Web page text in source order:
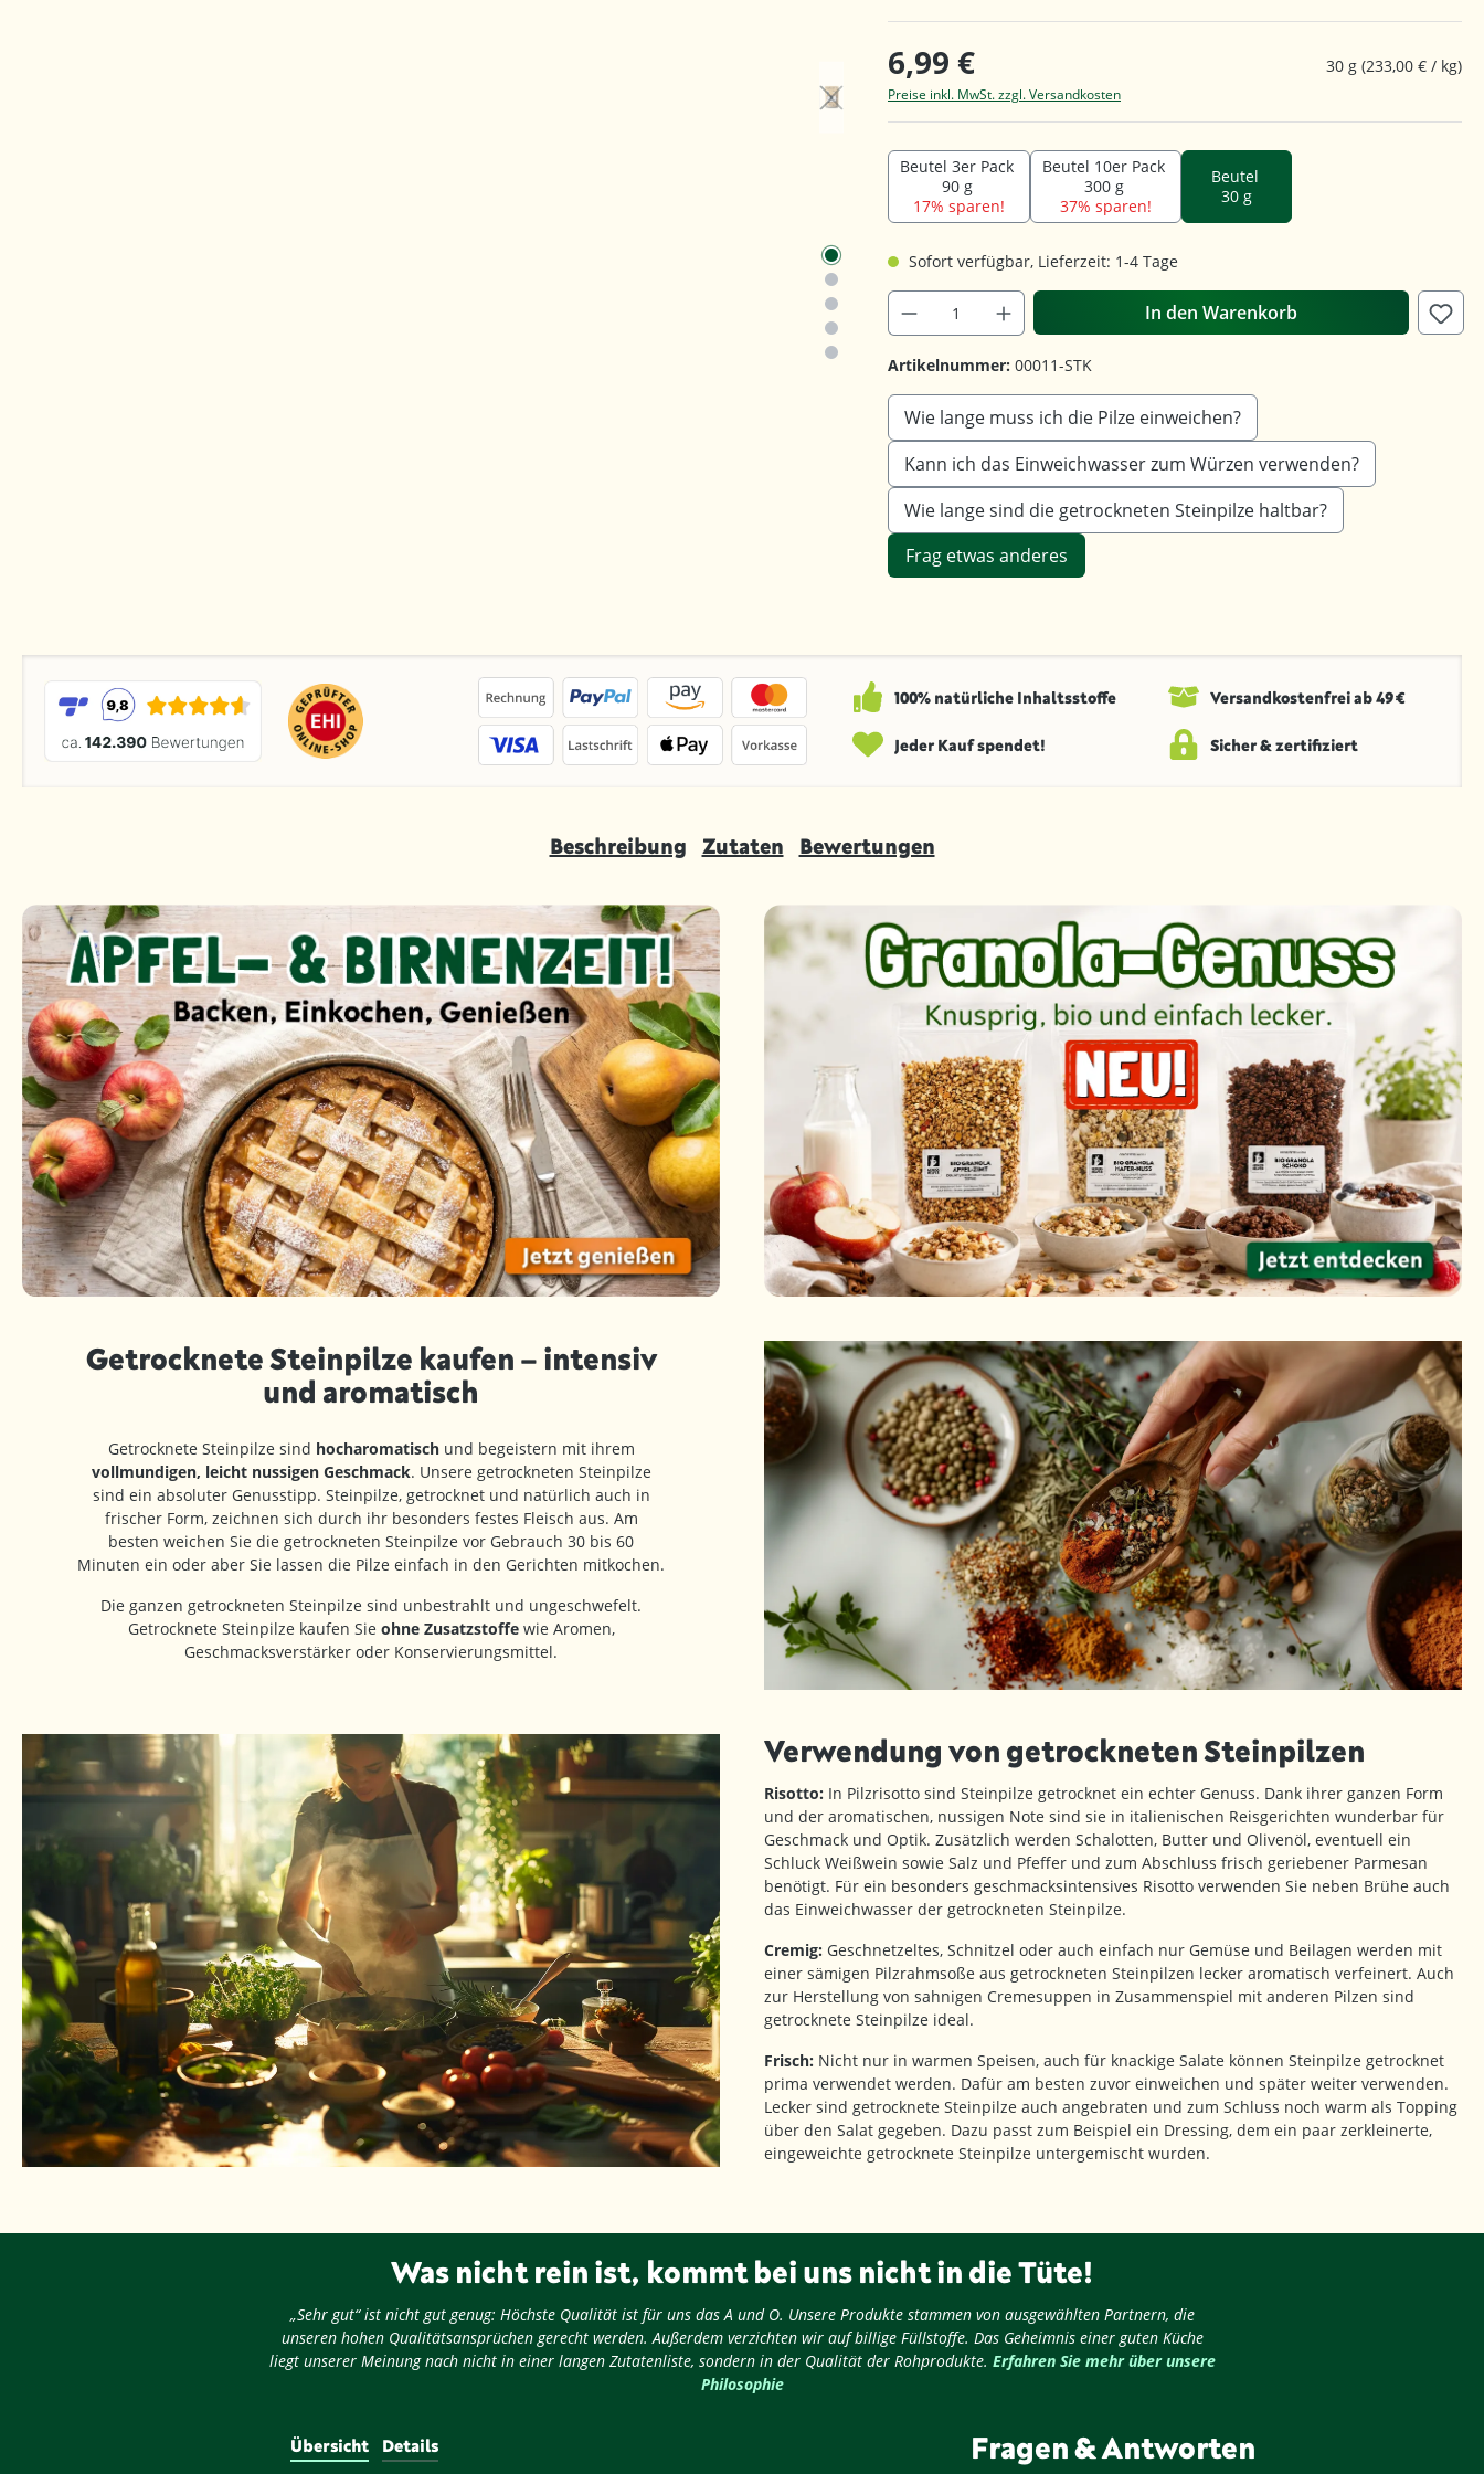
6,99 € 30 g (233,00 € / kg)
Preise inkl. MwSt. zzgl. Versandkosten
Beutel 3er Pack
90 g
17% sparen!
Beutel 10er Pack
300 g
37% sparen!
Beutel
30 g
Sofort verfügbar, Lieferzeit: 1-4 Tage
In den Warenkorb
Artikelnummer: 00011-STK
Wie lange muss ich die Pilze einweichen?
Kann ich das Einweichwasser zum Würzen verwenden?
Wie lange sind die getrockneten Steinpilze haltbar?
Frag etwas anderes
100% natürliche Inhaltsstoffe Versandkosten­frei ab 49 €
Jeder Kauf spendet! Sicher & zertifiziert
Beschreibung Zutaten Bewertungen
Getrocknete Steinpilze kaufen – intensiv
und aromatisch
Getrocknete Steinpilze sind hocharomatischund begeistern mit ihrem
vollmundigen, leicht nussigen Geschmack. Unsere getrockneten Steinpilze
sind ein absoluter Genusstipp. Steinpilze, getrocknet und natürlich auch in
frischer Form, zeichnen sich durch ihr besonders festes Fleisch aus. Am
besten weichen Sie die getrockneten Steinpilze vor Gebrauch 30 bis 60
Minuten ein oder aber Sie lassen die Pilze einfach in den Gerichten mitkochen.
Die ganzen getrockneten Steinpilze sind unbestrahlt und ungeschwefelt.
Getrocknete Steinpilze kaufen Sie ohne Zusatzstoffewie Aromen,
Geschmacksverstärker oder Konservierungsmittel.
Verwendung von getrockneten Steinpilzen
Risotto: In Pilzrisotto sind Steinpilze getrocknet ein echter Genuss. Dank ihrer ganzen Form
und der aromatischen, nussigen Note sind sie in italienischen Reisgerichten wunderbar für
Geschmack und Optik. Zusätzlich werden Schalotten, Butter und Olivenöl, eventuell ein
Schluck Weißwein sowie Salz und Pfeffer und zum Abschluss frisch geriebener Parmesan
benötigt. Für ein besonders geschmacksintensives Risotto verwenden Sie neben Brühe auch
das Einweichwasser der getrockneten Steinpilze.
Cremig: Geschnetzeltes, Schnitzel oder auch einfach nur Gemüse und Beilagen werden mit
einer sämigen Pilzrahmsoße aus getrockneten Steinpilzen lecker aromatisch verfeinert. Auch
zur Herstellung von sahnigen Cremesuppen in Zusammenspiel mit anderen Pilzen sind
getrocknete Steinpilze ideal.
Frisch: Nicht nur in warmen Speisen, auch für knackige Salate können Steinpilze getrocknet
prima verwendet werden. Dafür am besten zuvor einweichen und später weiter verwenden.
Lecker sind getrocknete Steinpilze auch angebraten und zum Schluss noch warm als Topping
über den Salat gegeben. Dazu passt zum Beispiel ein Dressing, dem ein paar zerkleinerte,
eingeweichte getrocknete Steinpilze untergemischt wurden.
Was nicht rein ist, kommt bei uns nicht in die Tüte!
„Sehr gut“ ist nicht gut genug: Höchste Qualität ist für uns das A und O. Unsere Produkte stammen von ausgewählten Partnern, die
unseren hohen Qualitätsansprüchen gerecht werden. Außerdem verzichten wir auf billige Füllstoffe. Das Geheimnis einer guten Küche
liegt unserer Meinung nach nicht in einer langen Zutatenliste, sondern in der Qualität der Rohprodukte. Erfahren Sie mehr über unsere
Philosophie
Übersicht Details Fragen & Antworten